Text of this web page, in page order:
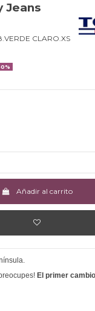
Jeans
CLARO.XS
Añadir al carrito
El primer